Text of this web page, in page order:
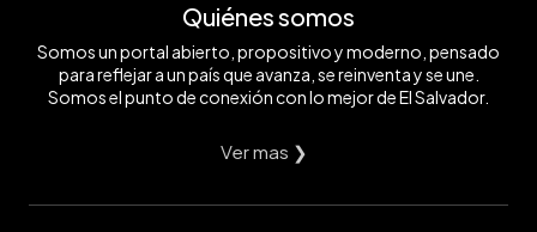
Quiénes somos
Somos un portal abierto, propositivo y moderno, pensado
para reflejar a un país que avanza, se reinventa y se une.
Somos el punto de conexión con lo mejor de El Salvador.
Ver mas ❯